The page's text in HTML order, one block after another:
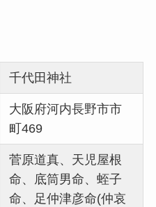
千代田神社
大阪府河内長野市市
町469
菅原道真、天児屋根
命、底筒男命、蛭子
命、足仲津彦命(仲哀